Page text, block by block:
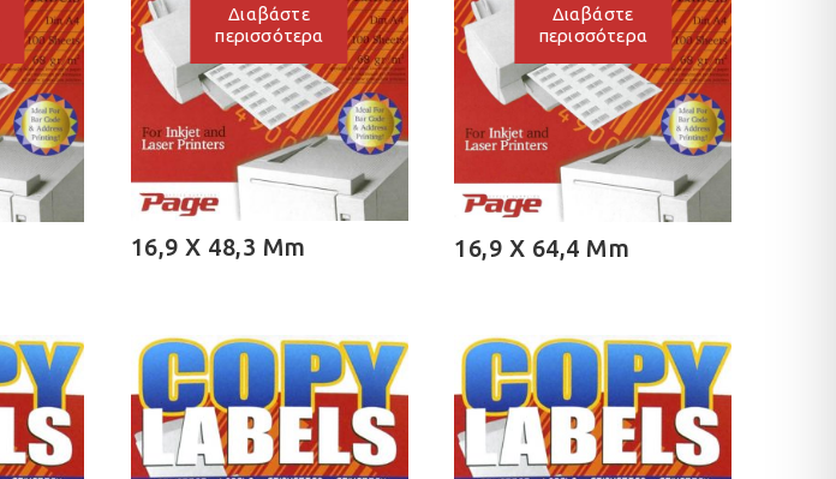
Διαβάστε
περισσότερα
16,9 X 48,3 Mm
Διαβάστε
περισσότερα
16,9 X 64,4 Mm